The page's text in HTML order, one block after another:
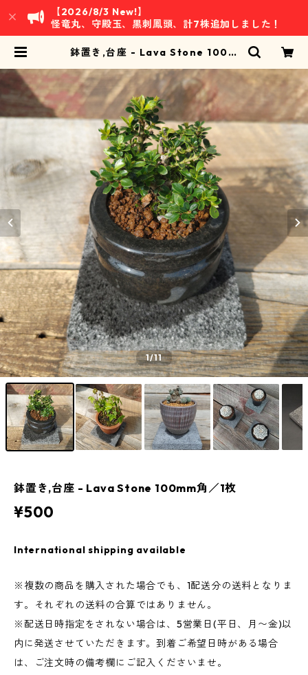
【2026/8/3 New!】
怪竜丸、守殿玉、黒刺鳳頭、計7株追加しました！
鉢置き,台座 - Lava Stone 100m
1/11
鉢置き,台座 - Lava Stone 100mm角／1枚
¥500
International shipping available
※複数の商品を購入された場合でも、1配送分の送料となりま
す。それぞれの送料の合算ではありません。
※配送日時指定をされない場合は、5営業日(平日、月〜金)以
内に発送させていただきます。到着ご希望日時がある場合
は、ご注文時の備考欄にご記入くださいませ。